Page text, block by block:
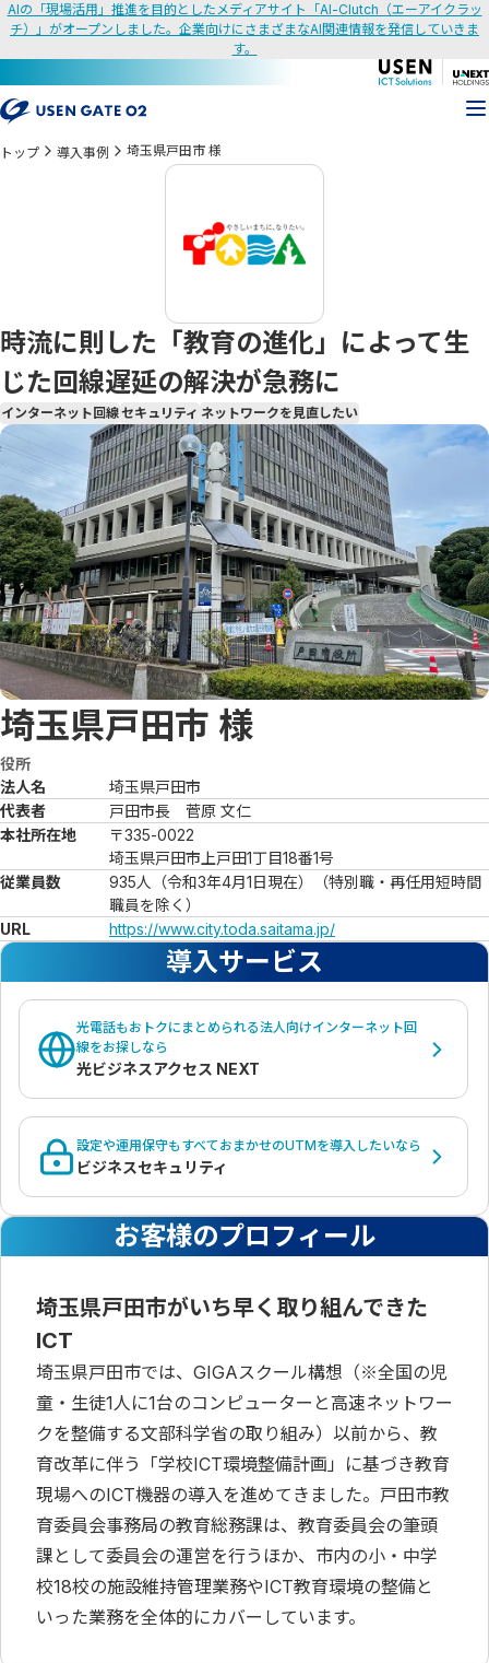
AIの「現場活用」推進を目的としたメディアサイト「AI-Clutch（エーアイクラッ
チ）」がオープンしました。企業向けにさまざまなAI関連情報を発信していきま
す。
トップ 導入事例 埼玉県戸田市 様
時流に則した「教育の進化」によって生
じた回線遅延の解決が急務に
インターネット回線セキュリティ ネットワークを見直したい
埼玉県戸田市 様
役所
法人名
埼玉県戸田市
代表者
戸田市長　菅原 文仁
本社所在地
〒335-0022
埼玉県戸田市上戸田1丁目18番1号
従業員数
935人（令和3年4月1日現在）（特別職・再任用短時間
職員を除く）
URL
https://www.city.toda.saitama.jp/
導入サービス
光電話もおトクにまとめられる法人向けインターネット回
線をお探しなら
光ビジネスアクセス NEXT
設定や運用保守もすべておまかせのUTMを導入したいなら
ビジネスセキュリティ
お客様のプロフィール
埼玉県戸田市がいち早く取り組んできた
ICT
埼玉県戸田市では、GIGAスクール構想（※全国の児
童・生徒1人に1台のコンピューターと高速ネットワー
クを整備する文部科学省の取り組み）以前から、教
育改革に伴う「学校ICT環境整備計画」に基づき教育
現場へのICT機器の導入を進めてきました。戸田市教
育委員会事務局の教育総務課は、教育委員会の筆頭
課として委員会の運営を行うほか、市内の小・中学
校18校の施設維持管理業務やICT教育環境の整備と
いった業務を全体的にカバーしています。